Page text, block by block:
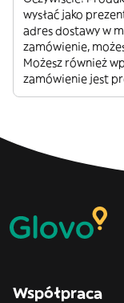
wysłać jako
adres dostawy w
zamówienie,
Możesz również
zamówienie jest
Współpraca